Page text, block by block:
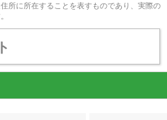
所に所在することを表すものであり、実際の